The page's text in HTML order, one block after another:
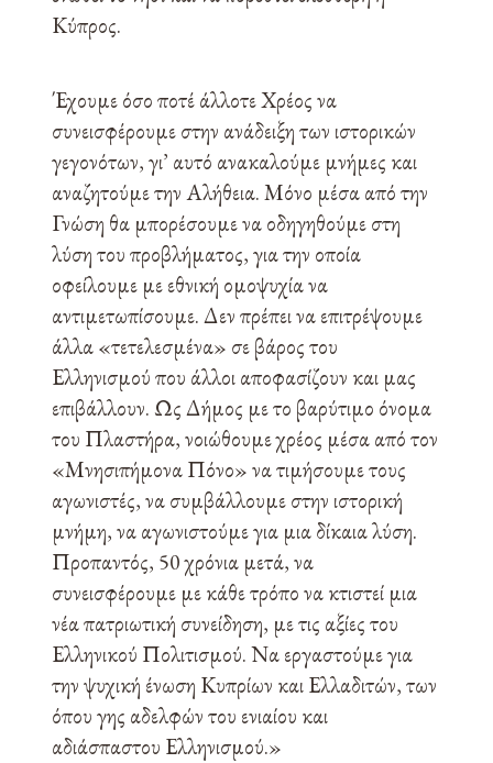
Κύπρος.
Έχουμε όσο ποτέ άλλοτε Χρέος να
συνεισφέρουμε στην ανάδειξη των ιστορικών
γεγονότων, γι’ αυτό ανακαλούμε μνήμες και
αναζητούμε την Αλήθεια. Μόνο μέσα από την
Γνώση θα μπορέσουμε να οδηγηθούμε στη
λύση του προβλήματος, για την οποία
οφείλουμε με εθνική ομοψυχία να
αντιμετωπίσουμε. Δεν πρέπει να επιτρέψουμε
άλλα «τετελεσμένα» σε βάρος του
Ελληνισμού που άλλοι αποφασίζουν και μας
επιβάλλουν. Ως Δήμος με το βαρύτιμο όνομα
του Πλαστήρα, νοιώθουμε χρέος μέσα από τον
«Μνησιπήμονα Πόνο» να τιμήσουμε τους
αγωνιστές, να συμβάλλουμε στην ιστορική
μνήμη, να αγωνιστούμε για μια δίκαια λύση.
Προπαντός, 50 χρόνια μετά, να
συνεισφέρουμε με κάθε τρόπο να κτιστεί μια
νέα πατριωτική συνείδηση, με τις αξίες του
Ελληνικού Πολιτισμού. Να εργαστούμε για
την ψυχική ένωση Κυπρίων και Ελλαδιτών, των
όπου γης αδελφών του ενιαίου και
αδιάσπαστου Ελληνισμού.»